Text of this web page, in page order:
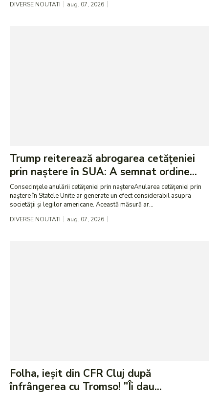
DIVERSE NOUTATI aug. 07, 2026
Trump reiterează abrogarea cetățeniei
prin naștere în SUA: A semnat ordine...
Consecințele anulării cetățeniei prin naștereAnularea cetățeniei prin
naștere în Statele Unite ar generate un efect considerabil asupra
societății și legilor americane. Această măsură ar...
DIVERSE NOUTATI aug. 07, 2026
Folha, ieșit din CFR Cluj după
înfrângerea cu Tromso! ”Îi dau...